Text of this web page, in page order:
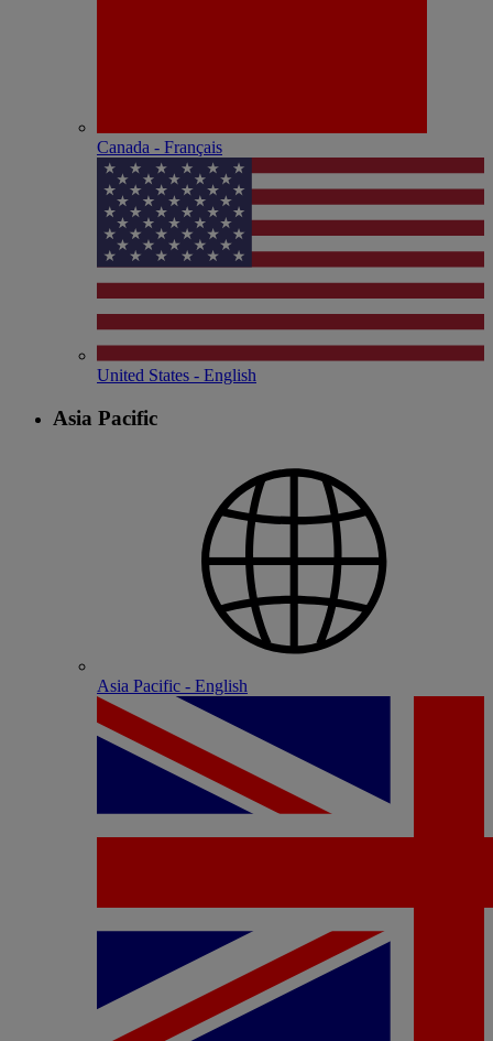
Canada - Français
United States - English
Asia Pacific
Asia Pacific - English